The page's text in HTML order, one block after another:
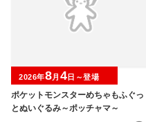
ポケットモンスターめちゃもふぐっ
とぬいぐるみ～ポッチャマ～
2026年8月 4日～登場